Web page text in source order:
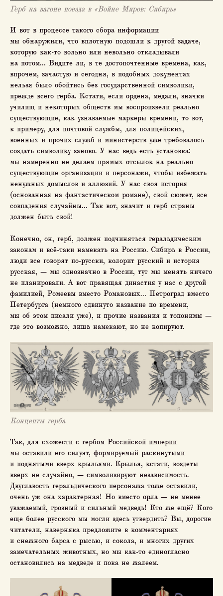
Герб на вагоне поезда в «Войне Миров: Сибирь»
И вот в процессе такого сбора информации
мы обнаружили, что вплотную подошли к другой задаче,
которую как-то вольно или невольно откладывали
на потом… Видите ли, в те достопочтенные времена, как,
впрочем, зачастую и сегодня, в подобных документах
нельзя было обойтись без государственной символики,
прежде всего герба. Кстати, если ордена, медали, значки
училищ и некоторых обществ мы воспроизвели реально
существующие, как узнаваемые маркеры времени, то вот,
к примеру, для почтовой службы, для полицейских,
военных и прочих служб и министерств уже требовалось
создать символику заново. У нас ведь есть установка:
мы намеренно не делаем прямых отсылок на реально
существующие организации и персонажи, чтобы избежать
ненужных домыслов и аллюзий. У нас своя история
(основанная на фантастическом романе), свой сюжет, все
совпадения случайны… Так вот, значит и герб страны
должен быть свой!
Конечно, он, герб, должен подчиняться геральдическим
законам и всё-таки намекать на Россию. Сибирь в России,
люди все говорят по-русски, колорит русский и история
русская, — мы однозначно в России, тут мы менять ничего
не планировали. А вот правящая династия у нас с другой
фамилией, Ромеевы вместо Романовых… Петроград вместо
Петербурга (немного сдвинуто название по времени,
мы об этом писали уже), и прочие названия и топонимы —
где это возможно, лишь намекают, но не копируют.
Концепты герба
Так, для схожести с гербом Российской империи
мы оставили его силуэт, формируемый раскинутыми
и поднятыми вверх крыльями. Крылья, кстати, воздеты
вверх не случайно, — символизируют независимость.
Двуглавость геральдического персонажа тоже оставили,
очень уж она характерная! Но вместо орла — не менее
уважаемый, грозный и сильный медведь! Кто же ещё? Кого
еще более русского мы могли здесь утвердить? Вы, дорогие
читатели, наверняка предложите в комментариях
и снежного барса с рысью, и сокола, и многих других
замечательных животных, но мы как-то единогласно
остановились на медведе и пока не жалеем.